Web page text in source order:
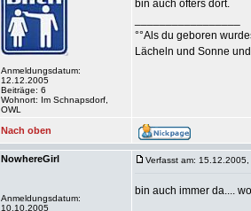
Anmeldungsdatum:
12.12.2005
Beiträge: 6
Wohnort: Im Schnapsdorf,
OWL
bin auch öfters dort.
°°Als du geboren
Lächeln und Sonne
Nach oben
NowhereGirl
Anmeldungsdatum:
10.10.2005
Verfasst am:
bin auch immer da....